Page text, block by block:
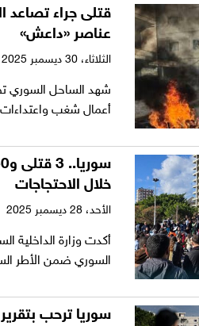
عناصر «داعش»
الثلاثاء،
شهد الساحل السوري
أعمال شغب واعتداءات
خلال الاحتجاجات
الأحد،
أكدت وزارة الداخلية
السوري ضمن الأطر
سوريا ترحب